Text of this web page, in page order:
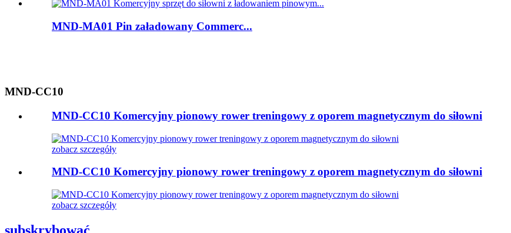
MND-MA01 Pin załadowany Commerc...
MND-CC10
MND-CC10 Komercyjny pionowy rower treningowy z oporem magnetycznym do siłowni
zobacz szczegóły
MND-CC10 Komercyjny pionowy rower treningowy z oporem magnetycznym do siłowni
zobacz szczegóły